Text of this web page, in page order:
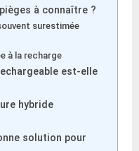
à connaître ?
surestimée
à la recharge
est-elle
hybride
solution pour